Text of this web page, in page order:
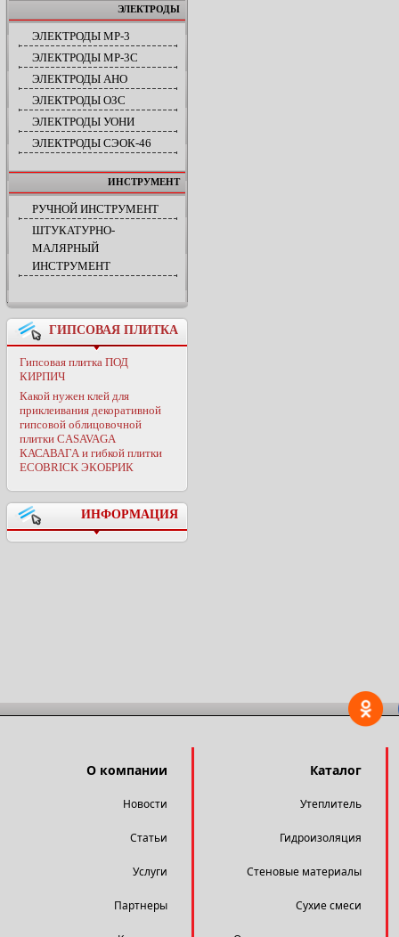
ЭЛЕКТРОДЫ
ЭЛЕКТРОДЫ МР-3
ЭЛЕКТРОДЫ МР-3С
ЭЛЕКТРОДЫ АНО
ЭЛЕКТРОДЫ ОЗС
ЭЛЕКТРОДЫ УОНИ
ЭЛЕКТРОДЫ СЭОК-46
ИНСТРУМЕНТ
РУЧНОЙ ИНСТРУМЕНТ
ШТУКАТУРНО-
МАЛЯРНЫЙ
ИНСТРУМЕНТ
ГИПСОВАЯ ПЛИТКА
Гипсовая плитка ПОД
КИРПИЧ
Какой нужен клей для
приклеивания декоративной
гипсовой облицовочной
плитки CASAVAGA
КАСАВАГА и гибкой плитки
ECOBRICK ЭКОБРИК
ИНФОРМАЦИЯ
О компании
Новости
Статьи
Услуги
Партнеры
Каталог
Утеплитель
Гидроизоляция
Стеновые материалы
Сухие смеси